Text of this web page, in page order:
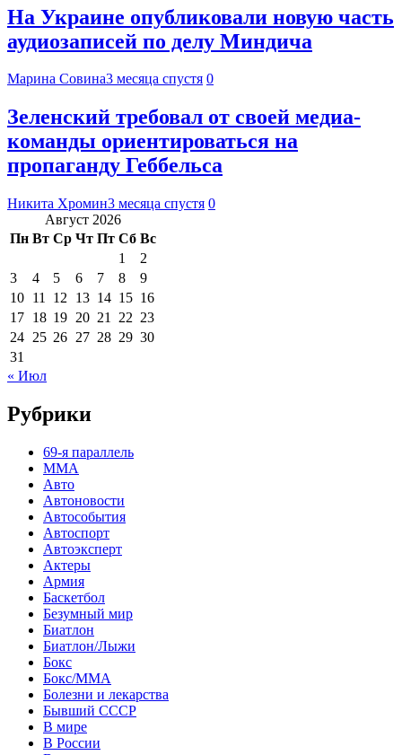
На Украине опубликовали новую часть
аудиозаписей по делу Миндича
Марина Совина3 месяца спустя 0
Зеленский требовал от своей медиа-
команды ориентироваться на
пропаганду Геббельса
Никита Хромин3 месяца спустя 0
Август 2026
Пн Вт Ср Чт Пт Сб Вс
1
2
3
4 5 6 7 8
9
10 11 12 13 14 15 16
17 18 19 20 21 22 23
24 25 26 27 28 29 30
31
« Июл
Рубрики
69-я параллель
MMA
Авто
Автоновости
Автособытия
Автоспорт
Автоэксперт
Актеры
Армия
Баскетбол
Безумный мир
Биатлон
Биатлон/Лыжи
Бокс
Бокс/MMA
Болезни и лекарства
Бывший СССР
В мире
В России